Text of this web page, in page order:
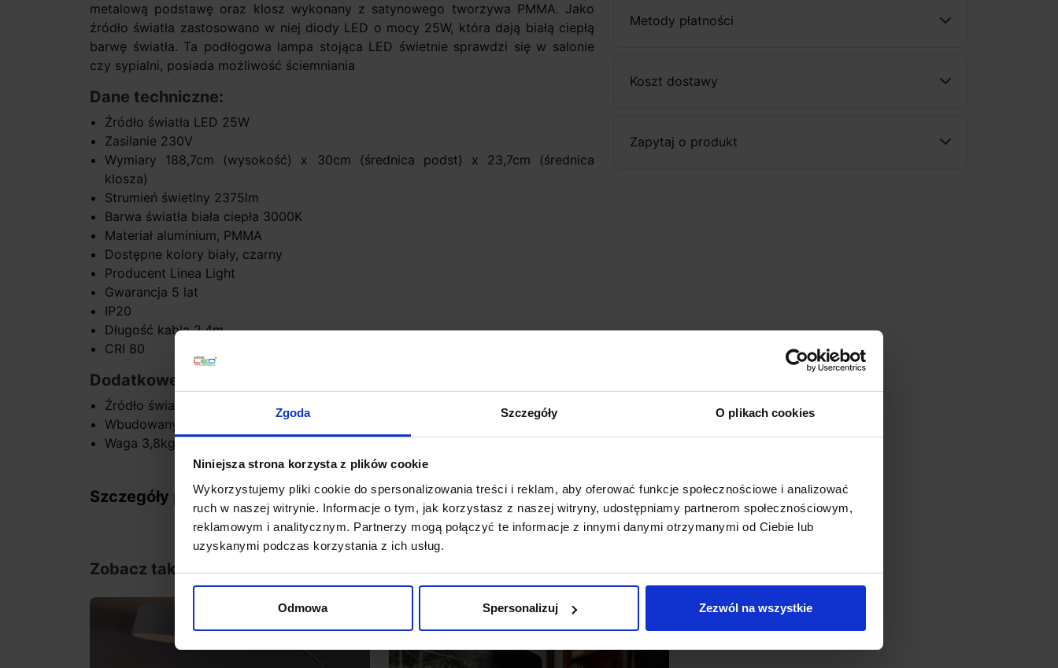
Zgoda Szczegóły O plikach cookies
Niniejsza strona korzysta z plików cookie
Wykorzystujemy pliki cookie do spersonalizowania treści i reklam, aby oferować funkcje społecznościowe i analizować
ruch w naszej witrynie. Informacje o tym, jak korzystasz z naszej witryny, udostępniamy partnerom społecznościowym,
reklamowym i analitycznym. Partnerzy mogą połączyć te informacje z innymi danymi otrzymanymi od Ciebie lub
uzyskanymi podczas korzystania z ich usług.
Odmowa Spersonalizuj Zezwól na wszystkie
Metody płatności
Koszt dostawy
Zapytaj o produkt
metalową podstawę oraz klosz wykonany z satynowego tworzywa PMMA. Jako
źródło światła zastosowano w niej diody LED o mocy 25W, która dają białą ciepłą
barwę światła. Ta podłogowa lampa stojąca LED świetnie sprawdzi się w salonie
czy sypialni, posiada możliwość ściemniania
Dane techniczne:
Źródło światła LED 25W
Zasilanie 230V
Wymiary 188,7cm (wysokość) x 30cm (średnica podst) x 23,7cm (średnica
klosza)
Strumień świetlny 2375lm
Barwa światła biała ciepła 3000K
Materiał aluminium, PMMA
Dostępne kolory biały, czarny
Producent Linea Light
Gwarancja 5 lat
IP20
Długość kabla 2,4m
CRI 80
Dodatkowe informacje:
Źródło światła w komplecie
Wbudowany zasilacz
Waga 3,8kg
Szczegóły produktu
Zobacz także